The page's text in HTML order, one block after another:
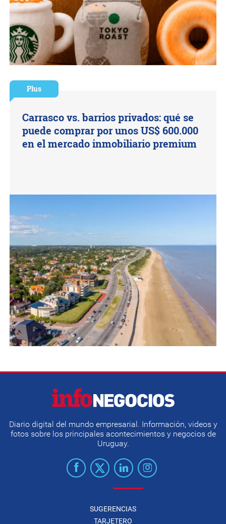
Plus
Carrasco vs. barrios privados: qué se
puede comprar por unos US$ 600.000
en el mercado inmobiliario premium
Diario digital del mundo empresarial. Información, videos y
fotos sobre los principales acontecimientos y negocios de
Uruguay.
SUGERENCIAS
TARJETERO